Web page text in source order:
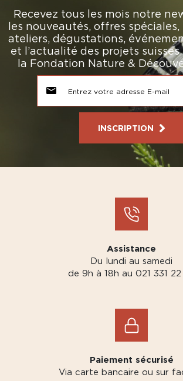
Recevez tous les mois notre
les nouveautés, offres spéciales,
ateliers, dégustations,
et l’actualité des projets
la Fondation Nature &
INSCRIPTION
Assistance
Du lundi au samedi
de 9h à 18h au 021 331
Paiement sécurisé
Via carte bancaire ou sur